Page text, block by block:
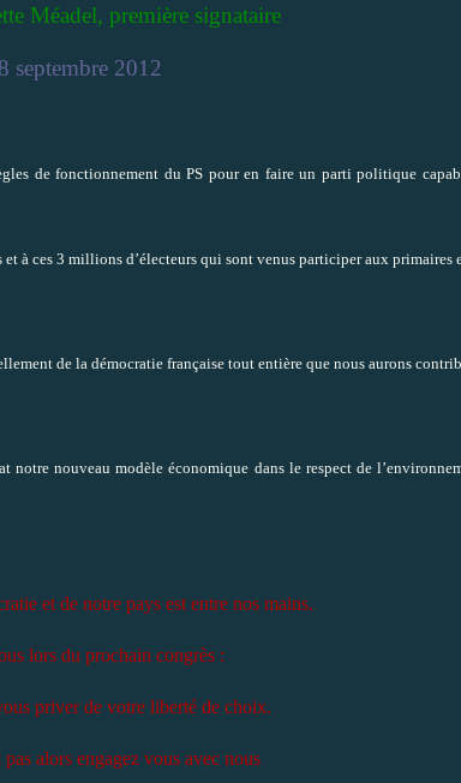
Méadel, première signataire
septembre 2012
de fonctionnement du PS pour en faire un parti politique
à ces 3 millions d’électeurs qui sont venus participer aux primaires
de la démocratie française tout entière que nous aurons
nouveau modèle économique dans le respect de
et de notre pays est entre nos mains.
lors du prochain congrès :
priver de votre liberté de choix.
pas alors engagez vous avec nous